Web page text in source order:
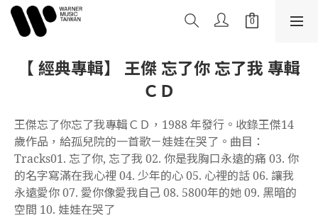
【 經典專輯】 王傑 忘了你 忘了我 專輯
ＣＤ
王傑忘了你忘了我專輯ＣＤ，1988 年發行。收錄王傑14
歲作品，給孤兒院的一首歌－娃娃在哭了。曲目：
Tracks01. 忘了你, 忘了我 02. 你是我胸口永遠的痛 03. 你
的名字寫滿在我心裡 04. 少年的心 05. 心裡的話 06. 讓我
永遠愛你 07. 愛你像愛我自己 08. 5800年的她 09. 黑暗的
空間 10. 娃娃在哭了